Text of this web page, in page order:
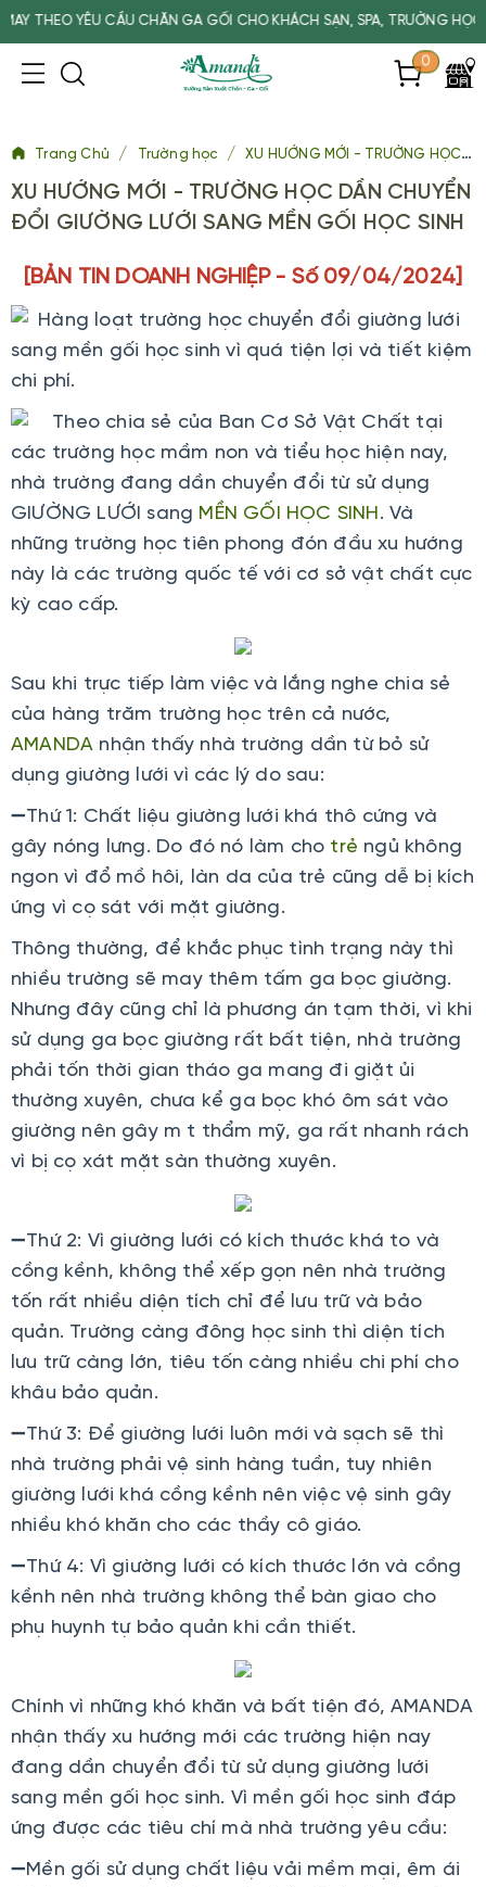
YÊU CẦU CHĂN GA GỐI CHO KHÁCH SẠN, SPA, TRƯỜNG HỌC
0
Trang Chủ / Trường học / XU HƯỚNG MỚI - TRƯỜNG HỌC DẦN CHUYỂN ĐỔI GIƯỜNG LƯỚI SANG MỀN GỐI HỌC SINH
XU HƯỚNG MỚI - TRƯỜNG HỌC DẦN CHUYỂN
ĐỔI GIƯỜNG LƯỚI SANG MỀN GỐI HỌC SINH
[BẢN TIN DOANH NGHIỆP - Số 09/04/2024]
Hàng loạt trường học chuyển đổi giường lưới
sang mền gối học sinh vì quá tiện lợi và tiết kiệm
chi phí.
Theo chia sẻ của Ban Cơ Sở Vật Chất tại
các trường học mầm non và tiểu học hiện nay,
nhà trường đang dần chuyển đổi từ sử dụng
GIƯỜNG LƯỚI sang MỀN GỐI HỌC SINH. Và
những trường học tiên phong đón đầu xu hướng
này là các trường quốc tế với cơ sở vật chất cực
kỳ cao cấp.
Sau khi trực tiếp làm việc và lắng nghe chia sẻ
của hàng trăm trường học trên cả nước,
AMANDA nhận thấy nhà trường dần từ bỏ sử
dụng giường lưới vì các lý do sau:
➖Thứ 1: Chất liệu giường lưới khá thô cứng và
gây nóng lưng. Do đó nó làm cho trẻ ngủ không
ngon vì đổ mồ hôi, làn da của trẻ cũng dễ bị kích
ứng vì cọ sát với mặt giường.
Thông thường, để khắc phục tình trạng này thì
nhiều trường sẽ may thêm tấm ga bọc giường.
Nhưng đây cũng chỉ là phương án tạm thời, vì khi
sử dụng ga bọc giường rất bất tiện, nhà trường
phải tốn thời gian tháo ga mang đi giặt ủi
thường xuyên, chưa kể ga bọc khó ôm sát vào
giường nên gây m t thẩm mỹ, ga rất nhanh rách
vì bị cọ xát mặt sàn thường xuyên.
➖Thứ 2: Vì giường lưới có kích thước khá to và
cồng kềnh, không thể xếp gọn nên nhà trường
tốn rất nhiều diện tích chỉ để lưu trữ và bảo
quản. Trường càng đông học sinh thì diện tích
lưu trữ càng lớn, tiêu tốn càng nhiều chi phí cho
khâu bảo quản.
➖Thứ 3: Để giường lưới luôn mới và sạch sẽ thì
nhà trường phải vệ sinh hàng tuần, tuy nhiên
giường lưới khá cồng kềnh nên việc vệ sinh gây
nhiều khó khăn cho các thầy cô giáo.
➖Thứ 4: Vì giường lưới có kích thước lớn và cồng
kềnh nên nhà trường không thể bàn giao cho
phụ huynh tự bảo quản khi cần thiết.
Chính vì những khó khăn và bất tiện đó, AMANDA
nhận thấy xu hướng mới các trường hiện nay
đang dần chuyển đổi từ sử dụng giường lưới
sang mền gối học sinh. Vì mền gối học sinh đáp
ứng được các tiêu chí mà nhà trường yêu cầu:
➖Mền gối sử dụng chất liệu vải mềm mại, êm ái